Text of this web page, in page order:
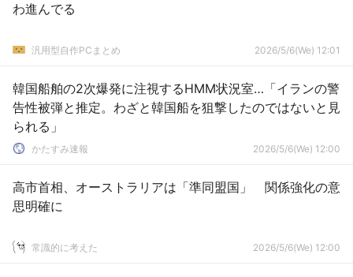
わ進んでる
汎用型自作PCまとめ 2026/5/6(We) 12:01
韓国船舶の2次爆発に注視するHMM状況室…「イランの警
告性被弾と推定。わざと韓国船を狙撃したのではないと見
られる」
かたすみ速報 2026/5/6(We) 12:00
高市首相、オーストラリアは「準同盟国」 関係強化の意
思明確に
常識的に考えた 2026/5/6(We) 12:00